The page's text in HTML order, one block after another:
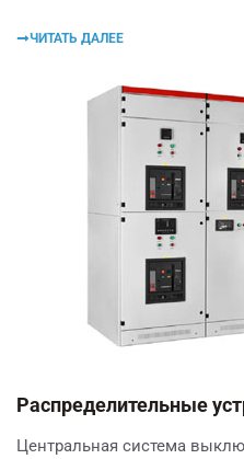
ЧИТАТЬ ДАЛЕЕ
Распределительные
Центральная система